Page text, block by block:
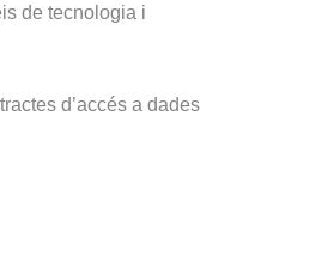
de tecnologia i
d’accés a dades